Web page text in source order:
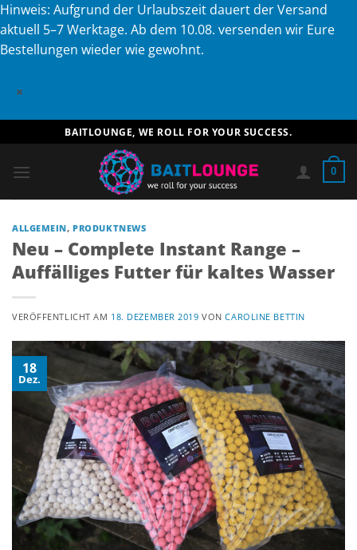
Hinweis: Aufgrund der Urlaubszeit dauert der Versand
aktuell 5–7 Werktage. Ab dem 10.08. versenden wir Eure
Bestellungen wieder wie gewohnt.
×
Inhalt
springen
BAITLOUNGE, WE ROLL FOR YOUR SUCCESS.
0
ALLGEMEIN,PRODUKTNEWS
Neu – Complete Instant Range –
Auffälliges Futter für kaltes Wasser
VERÖFFENTLICHT AM 18. DEZEMBER 2019 VONCAROLINE BETTIN
18
Dez.